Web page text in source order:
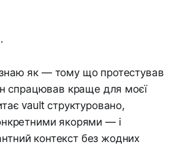
як — тому що протестував
спрацював краще для моєї
vault структуровано,
якорями — і
контекст без жодних